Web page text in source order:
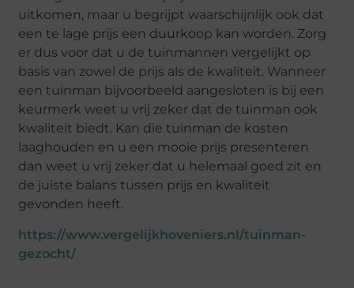
uitkomen, maar u begrijpt waarschijnlijk ook dat
een te lage prijs een duurkoop kan worden. Zorg
er dus voor dat u de tuinmannen vergelijkt op
basis van zowel de prijs als de kwaliteit. Wanneer
een tuinman bijvoorbeeld aangesloten is bij een
keurmerk weet u vrij zeker dat de tuinman ook
kwaliteit biedt. Kan die tuinman de kosten
laaghouden en u een mooie prijs presenteren
dan weet u vrij zeker dat u helemaal goed zit en
de juiste balans tussen prijs en kwaliteit
gevonden heeft.
https://www.vergelijkhoveniers.nl/tuinman-
gezocht/